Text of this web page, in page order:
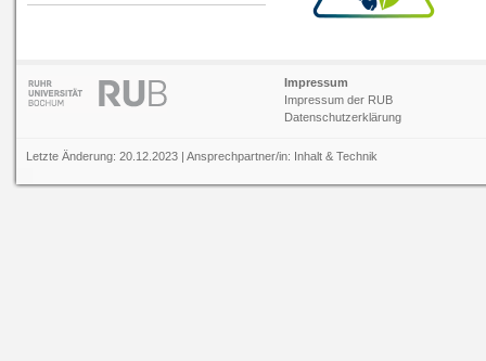
Impressum
Impressum der RUB
Datenschutzerklärung
Letzte Änderung: 20.12.2023 | Ansprechpartner/in: Inhalt &Technik